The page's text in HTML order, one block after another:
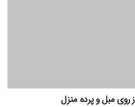
روی مبل و پرده منزل